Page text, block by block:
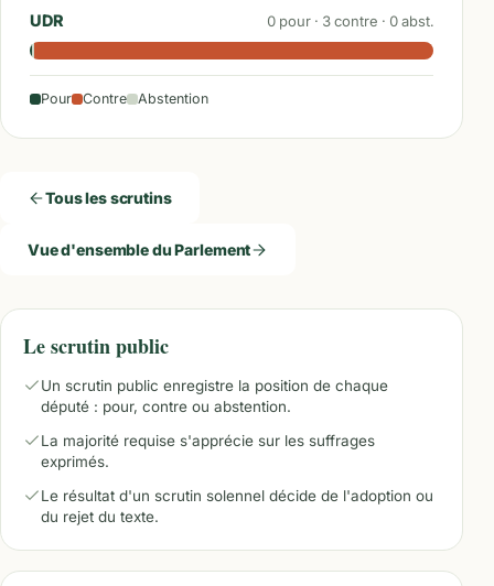
UDR 0 pour · 3contre · 0abst.
Pour Contre Abstention
Tous les scrutins
Vue d'ensemble du Parlement
Le scrutin public
Un scrutin public enregistre la position de chaque
député : pour, contre ou abstention.
La majorité requise s'apprécie sur les suffrages
exprimés.
Le résultat d'un scrutin solennel décide de l'adoption ou
du rejet du texte.